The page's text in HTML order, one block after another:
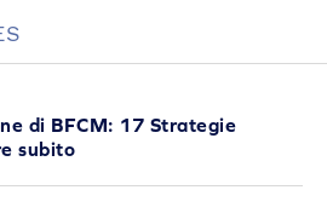
di BFCM: 17 Strategie
subito